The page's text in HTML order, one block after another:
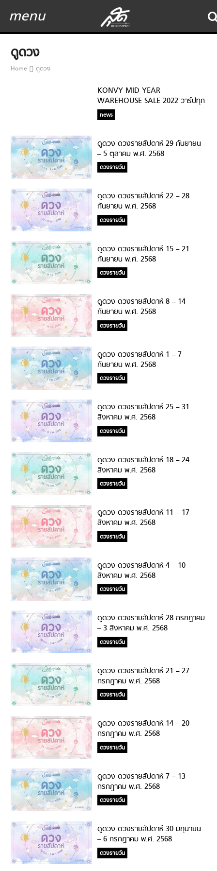
menu
ดูดวง
Home ดูดวง
KONVY MID YEAR
WAREHOUSE SALE 2022 วาร์ปทุก
Warehouse ช้อปมันส์ทุกโปร ลด
สูงสุด 90%
news
ดูดวง ดวงรายสัปดาห์ 29 กันยายน
– 5 ตุลาคม พ.ศ. 2568
ดวงรายวัน
ดูดวง ดวงรายสัปดาห์ 22 – 28
กันยายน พ.ศ. 2568
ดวงรายวัน
ดูดวง ดวงรายสัปดาห์ 15 – 21
กันยายน พ.ศ. 2568
ดวงรายวัน
ดูดวง ดวงรายสัปดาห์ 8 – 14
กันยายน พ.ศ. 2568
ดวงรายวัน
ดูดวง ดวงรายสัปดาห์ 1 – 7
กันยายน พ.ศ. 2568
ดวงรายวัน
ดูดวง ดวงรายสัปดาห์ 25 – 31
สิงหาคม พ.ศ. 2568
ดวงรายวัน
ดูดวง ดวงรายสัปดาห์ 18 – 24
สิงหาคม พ.ศ. 2568
ดวงรายวัน
ดูดวง ดวงรายสัปดาห์ 11 – 17
สิงหาคม พ.ศ. 2568
ดวงรายวัน
ดูดวง ดวงรายสัปดาห์ 4 – 10
สิงหาคม พ.ศ. 2568
ดวงรายวัน
ดูดวง ดวงรายสัปดาห์ 28 กรกฎาคม
– 3 สิงหาคม พ.ศ. 2568
ดวงรายวัน
ดูดวง ดวงรายสัปดาห์ 21 – 27
กรกฎาคม พ.ศ. 2568
ดวงรายวัน
ดูดวง ดวงรายสัปดาห์ 14 – 20
กรกฎาคม พ.ศ. 2568
ดวงรายวัน
ดูดวง ดวงรายสัปดาห์ 7 – 13
กรกฎาคม พ.ศ. 2568
ดวงรายวัน
ดูดวง ดวงรายสัปดาห์ 30 มิถุนายน
– 6 กรกฎาคม พ.ศ. 2568
ดวงรายวัน